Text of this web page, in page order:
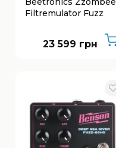
Filtremulator Fuzz
23 599 грн